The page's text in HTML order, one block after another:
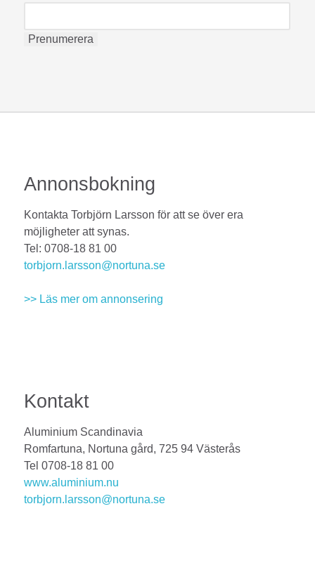
Annonsbokning
Kontakta Torbjörn Larsson för att se över era
möjligheter att synas.
Tel: 0708-18 81 00
torbjorn.larsson@nortuna.se
>> Läs mer om annonsering
Kontakt
Aluminium Scandinavia
Romfartuna, Nortuna gård, 725 94 Västerås
Tel 0708-18 81 00
www.aluminium.nu
torbjorn.larsson@nortuna.se